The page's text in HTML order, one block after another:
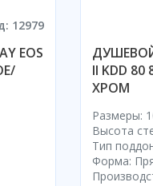
12979
EOS
ДУШЕВОЙ
II KDD
ХРОМ
Размеры:
Высота
Тип
Форма: